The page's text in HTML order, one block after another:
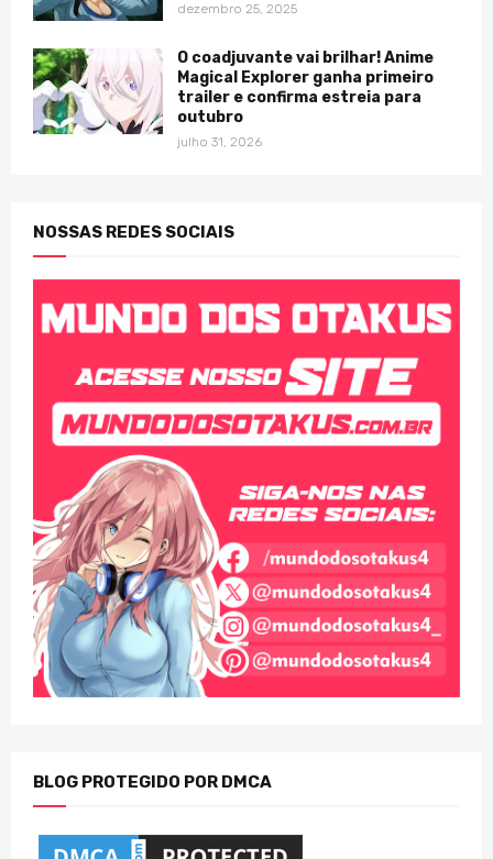
dezembro 25, 2025
O coadjuvante vai brilhar! Anime
Magical Explorer ganha primeiro
trailer e confirma estreia para
outubro
julho 31, 2026
NOSSAS REDES SOCIAIS
BLOG PROTEGIDO POR DMCA